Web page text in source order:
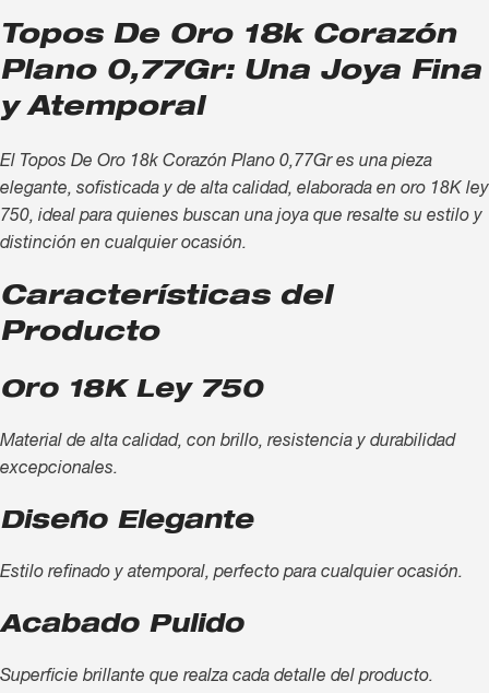
Topos De Oro 18k Corazón
Plano 0,77Gr: Una Joya Fina
y Atemporal
El Topos De Oro 18k Corazón Plano 0,77Gr es una pieza
elegante, sofisticada y de alta calidad, elaborada en oro 18K ley
750, ideal para quienes buscan una joya que resalte su estilo y
distinción en cualquier ocasión.
Características del
Producto
Oro 18K Ley 750
Material de alta calidad, con brillo, resistencia y durabilidad
excepcionales.
Diseño Elegante
Estilo refinado y atemporal, perfecto para cualquier ocasión.
Acabado Pulido
Superficie brillante que realza cada detalle del producto.